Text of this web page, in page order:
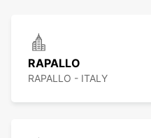
RAPALLO
RAPALLO - ITALY